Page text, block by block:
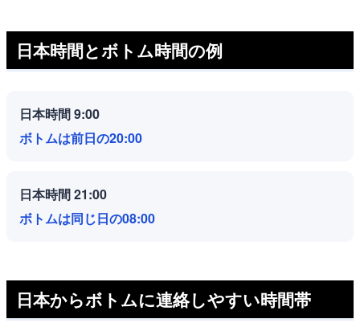
日本時間とボトム時間の例
日本時間 9:00
ボトムは前日の20:00
日本時間 21:00
ボトムは同じ日の08:00
日本からボトムに連絡しやすい時間帯